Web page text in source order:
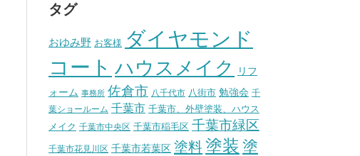
タグ
おゆみ野 お客様 ダイヤモンド
コート ハウスメイク
リフ
ォーム 事務所 佐倉市 八千代市 八街市 勉強会 千
葉ショールーム 千葉市 千葉市、外壁塗装、ハウス
メイク 千葉市中央区 千葉市稲毛区 千葉市緑区
千葉市花見川区 千葉市若葉区 塗料塗装 塗